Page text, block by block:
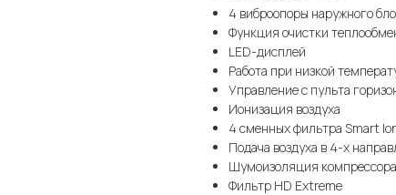
4 виброопоры наружного
Функция очистки
LED-дисплей
Работа при низкой
Управление с пульта
Ионизация воздуха
4 сменных фильтра Smart
Подача воздуха в 4-х
Шумоизоляция компрессора
Фильтр HD Extreme